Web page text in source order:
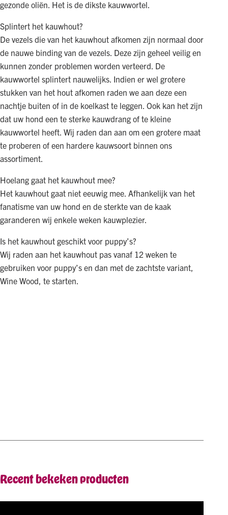
gezonde oliën. Het is de dikste kauwwortel.
Splintert het kauwhout?
De vezels die van het kauwhout afkomen zijn normaal door
de nauwe binding van de vezels. Deze zijn geheel veilig en
kunnen zonder problemen worden verteerd. De
kauwwortel splintert nauwelijks. Indien er wel grotere
stukken van het hout afkomen raden we aan deze een
nachtje buiten of in de koelkast te leggen. Ook kan het zijn
dat uw hond een te sterke kauwdrang of te kleine
kauwwortel heeft. Wij raden dan aan om een grotere maat
te proberen of een hardere kauwsoort binnen ons
assortiment.
Hoelang gaat het kauwhout mee?
Het kauwhout gaat niet eeuwig mee. Afhankelijk van het
fanatisme van uw hond en de sterkte van de kaak
garanderen wij enkele weken kauwplezier.
Is het kauwhout geschikt voor puppy’s?
Wij raden aan het kauwhout pas vanaf 12 weken te
gebruiken voor puppy’s en dan met de zachtste variant,
Wine Wood, te starten.
Recent bekeken producten